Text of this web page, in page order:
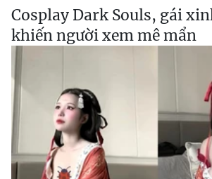
Cosplay Dark Souls, gái
khiến người xem mê mẩn